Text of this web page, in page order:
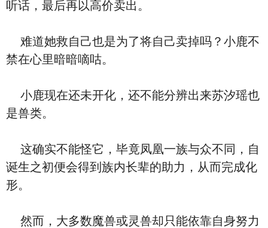
听话，最后再以高价卖出。
难道她救自己也是为了将自己卖掉吗？小鹿不
禁在心里暗暗嘀咕。
小鹿现在还未开化，还不能分辨出来苏汐瑶也
是兽类。
这确实不能怪它，毕竟凤凰一族与众不同，自
诞生之初便会得到族内长辈的助力，从而完成化
形。
然而，大多数魔兽或灵兽却只能依靠自身努力